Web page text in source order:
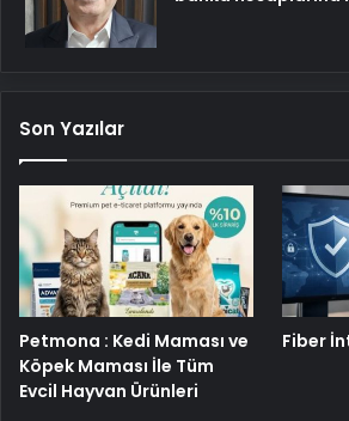
Son Yazılar
Petmona : Kedi Maması ve
Köpek Maması İle Tüm
Evcil Hayvan Ürünleri
Fiber